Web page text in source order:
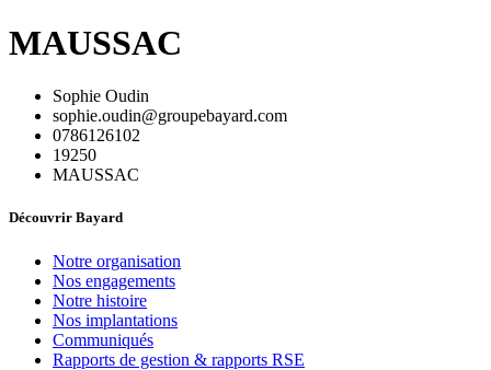
MAUSSAC
Sophie Oudin
sophie.oudin@groupebayard.com
0786126102
19250
MAUSSAC
Découvrir Bayard
Notre organisation
Nos engagements
Notre histoire
Nos implantations
Communiqués
Rapports de gestion & rapports RSE